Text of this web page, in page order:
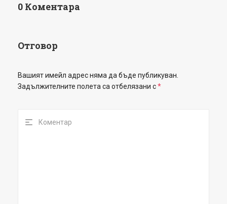
0 Коментара
Отговор
Вашият имейл адрес няма да бъде публикуван.
Задължителните полета са отбелязани с*